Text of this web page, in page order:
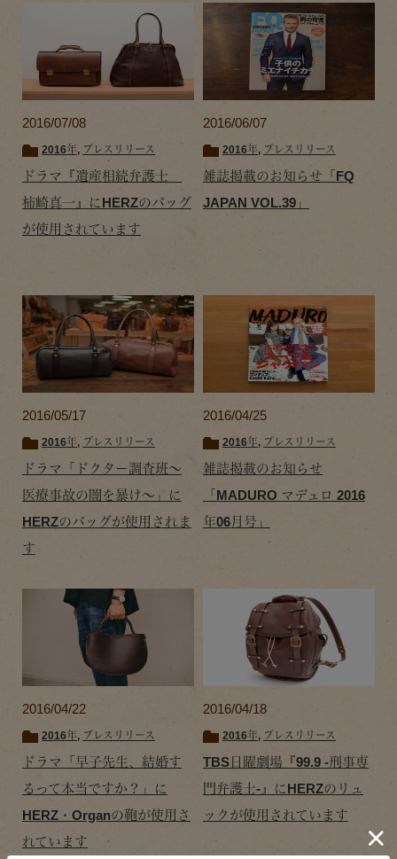
2016/07/08
2016年, プレスリリース
ドラマ『遺産相続弁護士
柿崎真一』にHERZのバッグ
が使用されています
2016/06/07
2016年, プレスリリース
雑誌掲載のお知らせ「FQ
JAPAN VOL.39」
2016/05/17
2016年, プレスリリース
ドラマ「ドクター調査班～
医療事故の闇を暴け～」に
HERZのバッグが使用されま
す
2016/04/25
2016年, プレスリリース
雑誌掲載のお知らせ
「MADURO マデュロ 2016
年06月号」
2016/04/22
2016年, プレスリリース
ドラマ「早子先生、結婚す
るって本当ですか？」に
HERZ・Organの鞄が使用さ
れています
2016/04/18
2016年, プレスリリース
TBS日曜劇場『99.9 -刑事専
門弁護士-』にHERZのリュ
ックが使用されています